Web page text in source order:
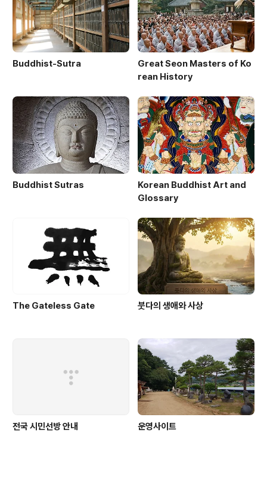
Buddhist-Sutra
Great Seon Masters of Ko
rean History
Buddhist Sutras
Korean Buddhist Art and
Glossary
The Gateless Gate 붓다의 생애와 사상
전국 시민선방 안내 운영사이트